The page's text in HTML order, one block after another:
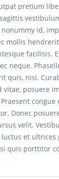
pretium
id,
mollis
facilisis.
neque.
quis, nisi.
posuere
congue
Donec
velit.
et ultrices
quis porttitor